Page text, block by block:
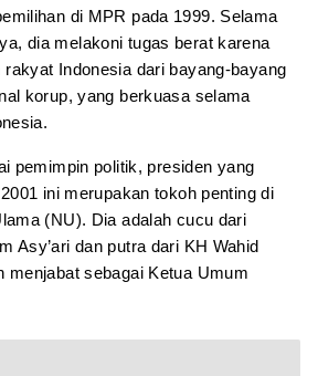
di MPR pada 1999. Selama
dia melakoni tugas berat karena
Indonesia dari bayang-bayang
korup, yang berkuasa selama
pemimpin politik, presiden yang
ini merupakan tokoh penting di
(NU). Dia adalah cucu dari
Asy’ari dan putra dari KH Wahid
menjabat sebagai Ketua Umum